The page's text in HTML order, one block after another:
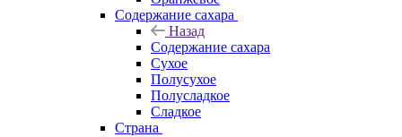
Содержание сахара
Назад
Содержание сахара
Сухое
Полусухое
Полусладкое
Сладкое
Страна